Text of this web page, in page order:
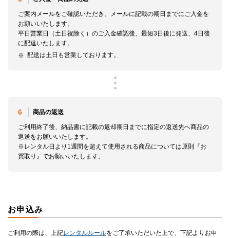
ご案内メールをご確認いただき、メールに記載の期日までにご入金を
お願いいたします。
平日営業日（土日祝除く）のご入金確認後、最短3日後に発送、4日後
に配達いたします。
配送は土日も営業しております。
6 商品の返送
ご利用終了後、納品書に記載の返却期日までに指定の返送先へ商品の
返送をお願いいたします。
※レンタル日より1週間を超えて使用される商品については原則『お
買取り』でお願いいたします。
お申込み
ご利用の際は、上記レンタルルールをご了承いただいた上で、下記よりお申